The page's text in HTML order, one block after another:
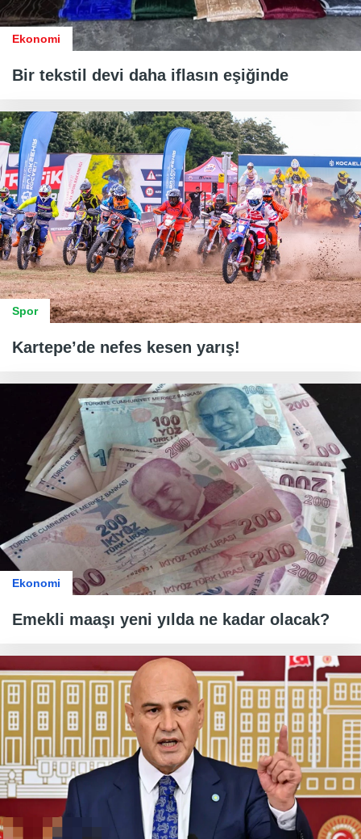
Ekonomi
Bir tekstil devi daha iflasın eşiğinde
Spor
Kartepe’de nefes kesen yarış!
Ekonomi
Emekli maaşı yeni yılda ne kadar olacak?